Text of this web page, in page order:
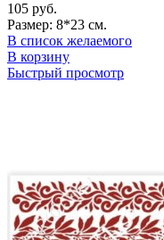
105 руб.
Размер: 8*23 см.
В список желаемого
В корзину
Быстрый просмотр